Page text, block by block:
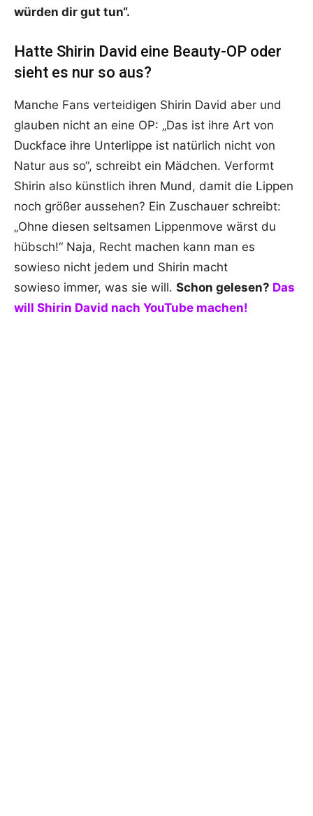
würden dir gut tun“.
Hatte Shirin David eine Beauty-OP oder
sieht es nur so aus?
Manche Fans verteidigen Shirin David aber und
glauben nicht an eine OP: „Das ist ihre Art von
Duckface ihre Unterlippe ist natürlich nicht von
Natur aus so“, schreibt ein Mädchen. Verformt
Shirin also künstlich ihren Mund, damit die Lippen
noch größer aussehen? Ein Zuschauer schreibt:
„Ohne diesen seltsamen Lippenmove wärst du
hübsch!“ Naja, Recht machen kann man es
sowieso nicht jedem und Shirin macht
sowieso immer, was sie will. Schon gelesen? Das
will Shirin David nach YouTube machen!